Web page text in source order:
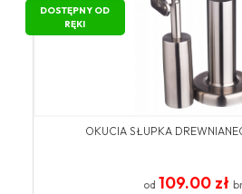
DOSTĘPNY OD
RĘKI
OKUCIA SŁUPKA
od 109.00 zł